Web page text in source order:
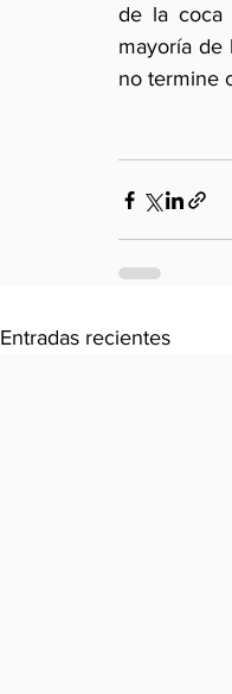
de la coca
mayoría de
no termine
Entradas recientes